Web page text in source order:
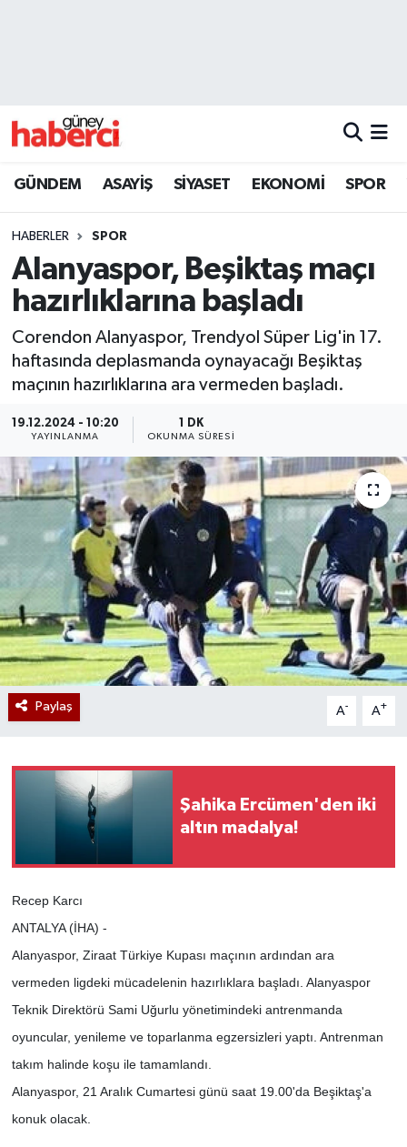
GÜNDEM ASAYİŞ SİYASET EKONOMİ SPOR
HABERLER SPOR
Alanyaspor, Beşiktaş maçı
hazırlıklarına başladı
Corendon Alanyaspor, Trendyol Süper Lig'in 17.
haftasında deplasmanda oynayacağı Beşiktaş
maçının hazırlıklarına ara vermeden başladı.
19.12.2024 - 10:20
YAYINLANMA
1 DK
OKUNMA SÜRESI
Paylaş A- A+
Şahika Ercümen'den iki
altın madalya!
Recep Karcı
ANTALYA (İHA) -
Alanyaspor, Ziraat Türkiye Kupası maçının ardından ara
vermeden ligdeki mücadelenin hazırlıklara başladı. Alanyaspor
Teknik Direktörü Sami Uğurlu yönetimindeki antrenmanda
oyuncular, yenileme ve toparlanma egzersizleri yaptı. Antrenman
takım halinde koşu ile tamamlandı.
Alanyaspor, 21 Aralık Cumartesi günü saat 19.00'da Beşiktaş'a
konuk olacak.
Beyoğlu Trafik Yoğunluk Haritası
Son Dakika Haberleri
Haber Arşivi